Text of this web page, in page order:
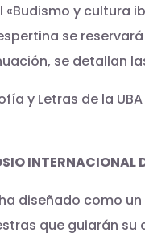
y
se
se detallan
y Letras de la
diseñado como
que guiarán